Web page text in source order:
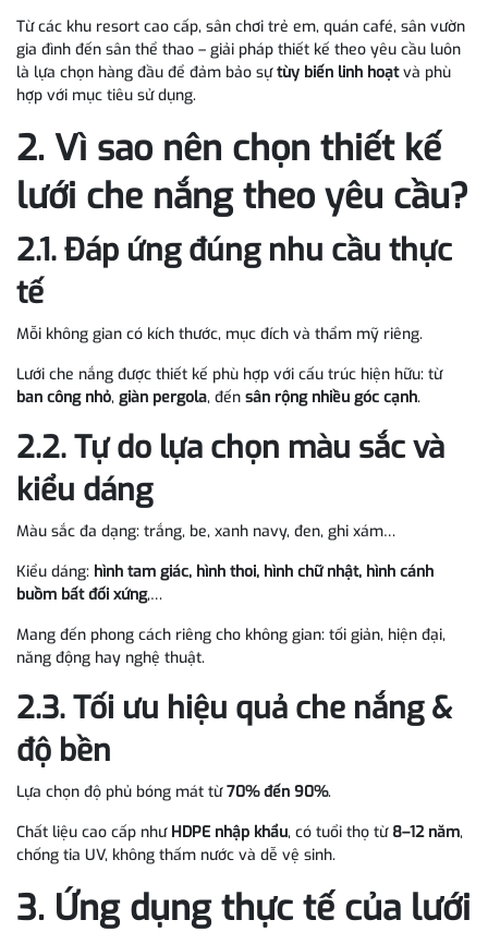
Từ các khu resort cao cấp, sân chơi trẻ em, quán café, sân vườn
gia đình đến sân thể thao – giải pháp thiết kế theo yêu cầu luôn
là lựa chọn hàng đầu để đảm bảo sựtùy biến linh hoạtvà phù
hợp với mục tiêu sử dụng.
2. Vì sao nên chọn thiết kế
lưới che nắng theo yêu cầu?
2.1. Đáp ứng đúng nhu cầu thực
tế
Mỗi không gian có kích thước, mục đích và thẩm mỹ riêng.
Lưới che nắng được thiết kế phù hợp với cấu trúc hiện hữu: từ
ban công nhỏ, giàn pergola, đến sân rộng nhiều góc cạnh.
2.2. Tự do lựa chọn màu sắc và
kiểu dáng
Màu sắc đa dạng: trắng, be, xanh navy, đen, ghi xám…
Kiểu dáng: hình tam giác, hình thoi, hình chữ nhật, hình cánh
buồm bất đối xứng,…
Mang đến phong cách riêng cho không gian: tối giản, hiện đại,
năng động hay nghệ thuật.
2.3. Tối ưu hiệu quả che nắng &
độ bền
Lựa chọn độ phủ bóng mát từ70% đến 90%.
Chất liệu cao cấp như HDPE nhập khẩu, có tuổi thọ từ 8–12 năm,
chống tia UV, không thấm nước và dễ vệ sinh.
3. Ứng dụng thực tế của lưới